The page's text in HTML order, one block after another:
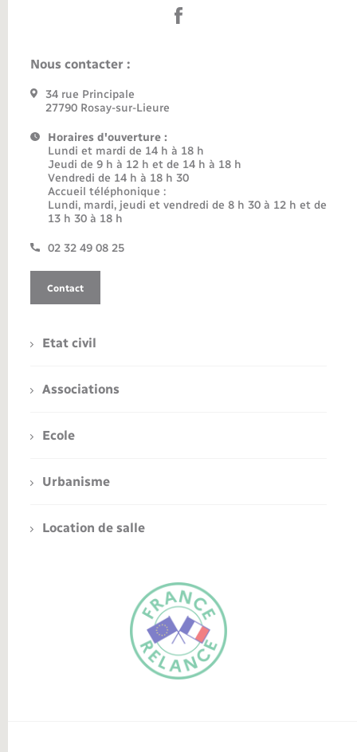
Nous contacter :
34 rue Principale
27790 Rosay-sur-Lieure
Horaires d'ouverture :
Lundi et mardi de 14 h à 18 h
Jeudi de 9 h à 12 h et de 14 h à 18 h
Vendredi de 14 h à 18 h 30
Accueil téléphonique :
Lundi, mardi, jeudi et vendredi de 8 h 30 à 12 h et de
13 h 30 à 18 h
02 32 49 08 25
Contact
Etat civil
Associations
Ecole
Urbanisme
Location de salle